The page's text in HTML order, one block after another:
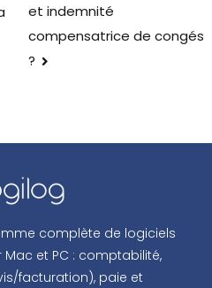
et indemnité
compensatrice de congés
?
complète de logiciels
et PC : comptabilité,
facturation), paie et